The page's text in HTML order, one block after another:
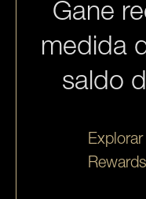
Gane
medida
saldo